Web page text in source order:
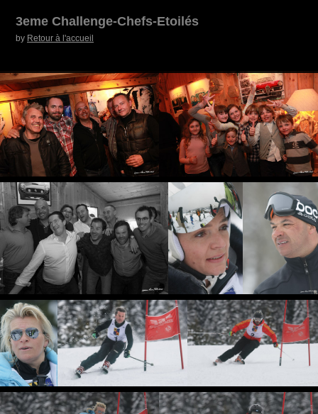
3eme Challenge-Chefs-Etoilés
by Retour à l'accueil